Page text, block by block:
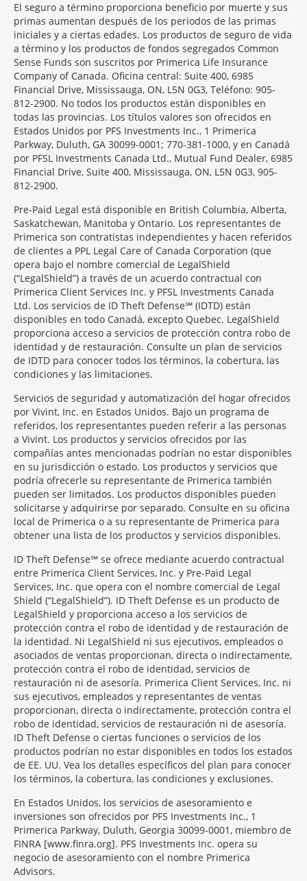
El seguro a término proporciona beneficio por muerte y sus
primas aumentan después de los periodos de las primas
iniciales y a ciertas edades. Los productos de seguro de vida
a término y los productos de fondos segregados Common
Sense Funds son suscritos por Primerica Life Insurance
Company of Canada. Oficina central: Suite 400, 6985
Financial Drive, Mississauga, ON, L5N 0G3, Teléfono: 905-
812-2900. No todos los productos están disponibles en
todas las provincias. Los títulos valores son ofrecidos en
Estados Unidos por PFS Investments Inc., 1 Primerica
Parkway, Duluth, GA 30099-0001; 770-381-1000, y en Canadá
por PFSL Investments Canada Ltd., Mutual Fund Dealer, 6985
Financial Drive, Suite 400, Mississauga, ON, L5N 0G3, 905-
812-2900.
Pre-Paid Legal está disponible en British Columbia, Alberta,
Saskatchewan, Manitoba y Ontario. Los representantes de
Primerica son contratistas independientes y hacen referidos
de clientes a PPL Legal Care of Canada Corporation (que
opera bajo el nombre comercial de LegalShield
(“LegalShield”) a través de un acuerdo contractual con
Primerica Client Services Inc. y PFSL Investments Canada
Ltd. Los servicios de ID Theft Defense℠ (IDTD) están
disponibles en todo Canadá, excepto Quebec. LegalShield
proporciona acceso a servicios de protección contra robo de
identidad y de restauración. Consulte un plan de servicios
de IDTD para conocer todos los términos, la cobertura, las
condiciones y las limitaciones.
Servicios de seguridad y automatización del hogar ofrecidos
por Vivint, Inc. en Estados Unidos. Bajo un programa de
referidos, los representantes pueden referir a las personas
a Vivint. Los productos y servicios ofrecidos por las
compañías antes mencionadas podrían no estar disponibles
en su jurisdicción o estado. Los productos y servicios que
podría ofrecerle su representante de Primerica también
pueden ser limitados. Los productos disponibles pueden
solicitarse y adquirirse por separado. Consulte en su oficina
local de Primerica o a su representante de Primerica para
obtener una lista de los productos y servicios disponibles.
ID Theft Defense℠ se ofrece mediante acuerdo contractual
entre Primerica Client Services, Inc. y Pre-Paid Legal
Services, Inc. que opera con el nombre comercial de Legal
Shield (“LegalShield”). ID Theft Defense es un producto de
LegalShield y proporciona acceso a los servicios de
protección contra el robo de identidad y de restauración de
la identidad. Ni LegalShield ni sus ejecutivos, empleados o
asociados de ventas proporcionan, directa o indirectamente,
protección contra el robo de identidad, servicios de
restauración ni de asesoría. Primerica Client Services, Inc. ni
sus ejecutivos, empleados y representantes de ventas
proporcionan, directa o indirectamente, protección contra el
robo de identidad, servicios de restauración ni de asesoría.
ID Theft Defense o ciertas funciones o servicios de los
productos podrían no estar disponibles en todos los estados
de EE. UU. Vea los detalles específicos del plan para conocer
los términos, la cobertura, las condiciones y exclusiones.
En Estados Unidos, los servicios de asesoramiento e
inversiones son ofrecidos por PFS Investments Inc., 1
Primerica Parkway, Duluth, Georgia 30099-0001, miembro de
FINRA [www.finra.org]. PFS Investments Inc. opera su
negocio de asesoramiento con el nombre Primerica
Advisors.